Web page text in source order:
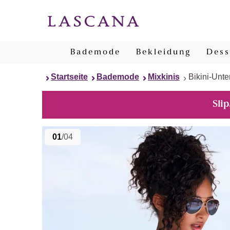
Bademode Bekleidung
Startseite Bademode Mixkinis Bikini-
01/04